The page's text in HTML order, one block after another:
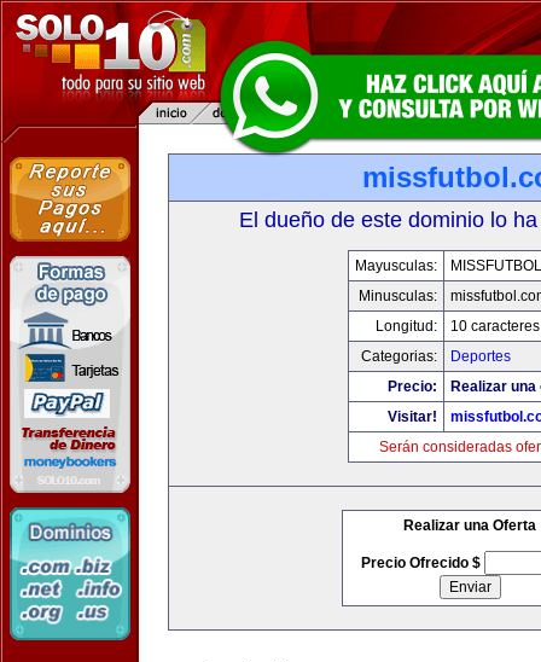
El dueño de este dominio lo
Mayusculas:
Minusculas:
Longitud:
10 caracteres
Categorias:
Deportes
Precio:
Realizar
Visitar!
Serán consideradas
Realizar una Oferta
Precio Ofrecido $